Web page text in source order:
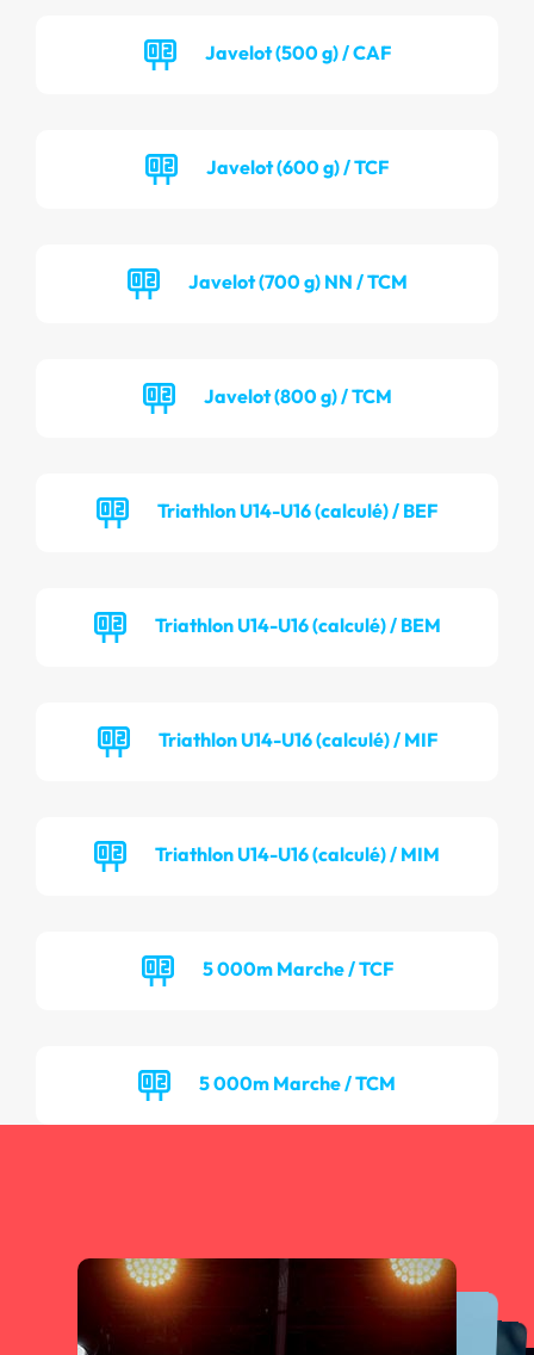
Javelot (500 g) / CAF
Javelot (600 g) / TCF
Javelot (700 g) NN / TCM
Javelot (800 g) / TCM
Triathlon U14-U16 (calculé) / BEF
Triathlon U14-U16 (calculé) / BEM
Triathlon U14-U16 (calculé) / MIF
Triathlon U14-U16 (calculé) / MIM
5 000m Marche / TCF
5 000m Marche / TCM